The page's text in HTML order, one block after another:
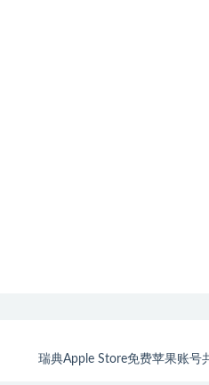
瑞典Apple Store免费苹果账号